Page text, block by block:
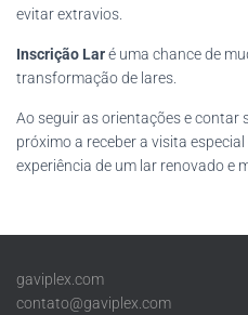
evitar extravios.
Inscrição Laré uma chance de
transformação de lares.
Ao seguir as orientações e contar
próximo a receber a visita
experiência de um lar renovado e
gaviplex.com
contato@gaviplex.com